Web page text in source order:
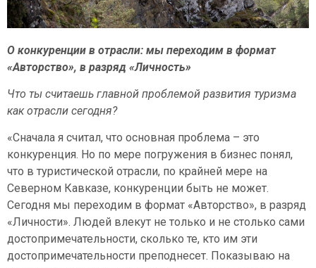
О конкуренции в отрасли: мы переходим в формат
«Авторство», в разряд «Личность»
Что ты считаешь главной проблемой развития туризма
как отрасли сегодня?
«Сначала я считал, что основная проблема – это
конкуренция. Но по мере погружения в бизнес понял,
что в туристической отрасли, по крайней мере на
Северном Кавказе, конкуренции быть не может.
Сегодня мы переходим в формат «Авторство», в разряд
«Личности». Людей влекут не только и не столько сами
достопримечательности, сколько те, кто им эти
достопримечательности преподнесет. Показываю на